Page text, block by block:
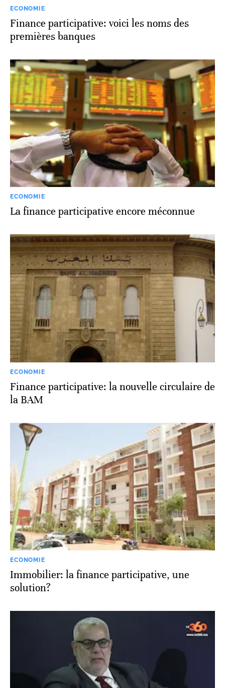
ECONOMIE
Finance participative: voici les noms des
premières banques
ECONOMIE
La finance participative encore méconnue
ECONOMIE
Finance participative: la nouvelle circulaire de
la BAM
ECONOMIE
Immobilier: la finance participative, une
solution?